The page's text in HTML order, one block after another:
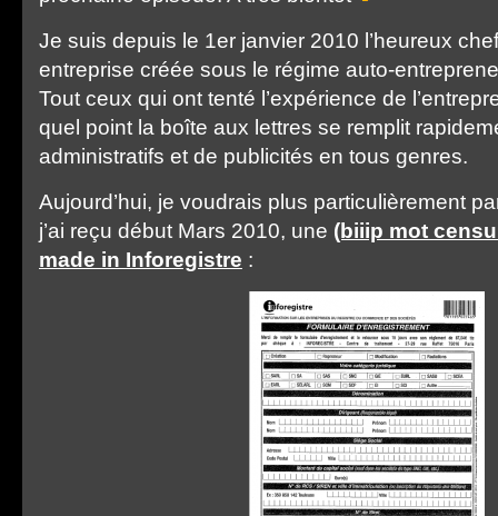
Je suis depuis le 1er janvier 2010 l’heureux
entreprise créée sous le régime auto-
Tout ceux qui ont tenté l’expérience de
quel point la boîte aux lettres se remplit
administratifs et de publicités en tous genres.
Aujourd’hui, je voudrais plus particulièrement
j’ai reçu début Mars 2010, une (biiip mot
made in Inforegistre :